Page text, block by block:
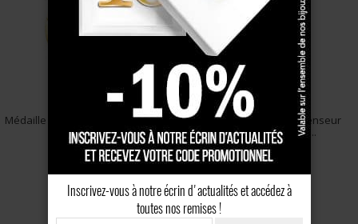
Possibilité d’association avec chaîne et croix
Un service client disponible par téléphone et pas e-mail
Médaille Ste Famille Jésus, Marie et
Joseph O...
275 €
Médaille Ovale ANGE penseur
entourage perlé O...
82 €
Inscrivez-vous à notre écrin d'actualités et accédez à
toutes nos remises !